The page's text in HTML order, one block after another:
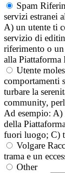
Spam
servizi estranei
A) un utente ti
servizio di
riferimento o
alla
Utente
comportamenti
turbare la
community,
Ad esempio:
della
fuori luogo; C)
Volgare
trama e un
Other